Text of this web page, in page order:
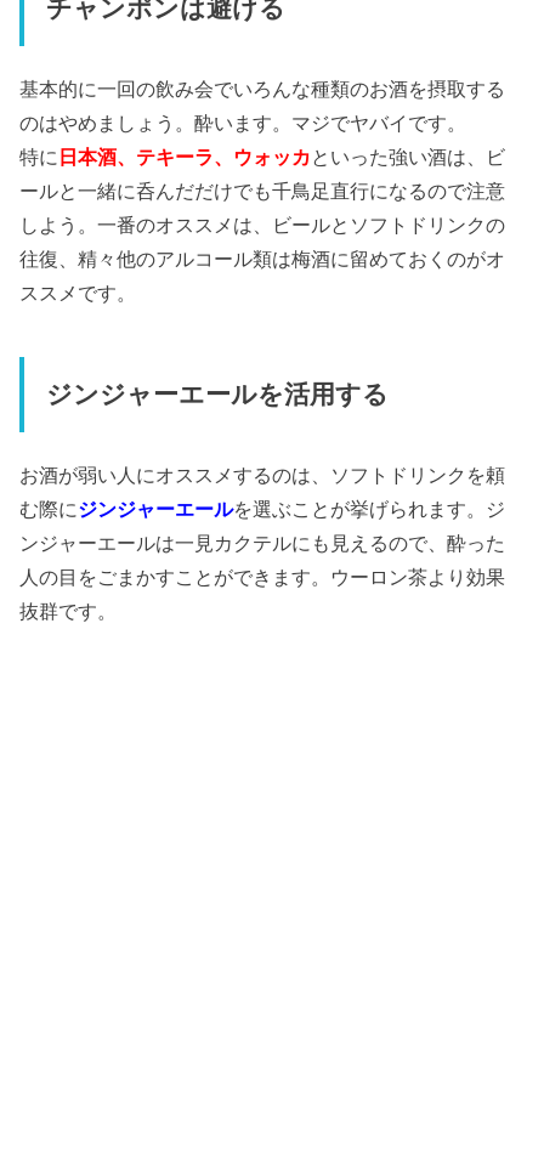
チャンポンは避ける
基本的に一回の飲み会でいろんな種類のお酒を摂取する
のはやめましょう。酔います。マジでヤバイです。
特に 日本酒、テキーラ、ウォッカといった強い酒は、ビ
ールと一緒に呑んだだけでも千鳥足直行になるので注意
しよう。一番のオススメは、ビールとソフトドリンクの
往復、精々他のアルコール類は梅酒に留めておくのがオ
ススメです。
ジンジャーエールを活用する
お酒が弱い人にオススメするのは、ソフトドリンクを頼
む際にジンジャーエールを選ぶことが挙げられます。ジ
ンジャーエールは一見カクテルにも見えるので、酔った
人の目をごまかすことができます。ウーロン茶より効果
抜群です。